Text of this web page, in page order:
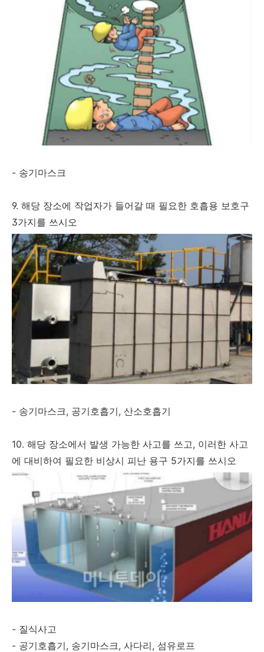
- 송기마스크
9. 해당 장소에 작업자가 들어갈 때 필요한 호흡용 보호구
3가지를 쓰시오
- 송기마스크, 공기호흡기, 산소호흡기
10. 해당 장소에서 발생 가능한 사고를 쓰고, 이러한 사고
에 대비하여 필요한 비상시 피난 용구 5가지를 쓰시오
- 질식사고
- 공기호흡기, 송기마스크, 사다리, 섬유로프